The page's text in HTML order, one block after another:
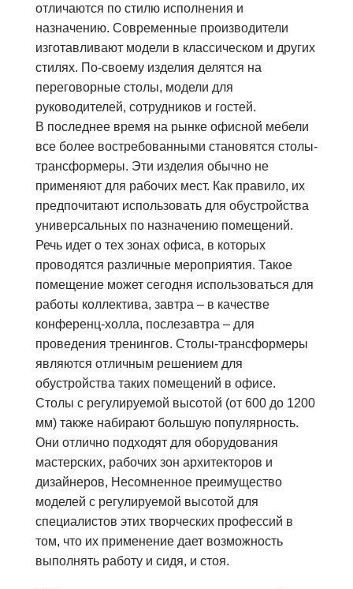
отличаются по стилю исполнения и
назначению. Современные производители
изготавливают модели в классическом и других
стилях. По-своему изделия делятся на
переговорные столы, модели для
руководителей, сотрудников и гостей.
В последнее время на рынке офисной мебели
все более востребованными становятся столы-
трансформеры. Эти изделия обычно не
применяют для рабочих мест. Как правило, их
предпочитают использовать для обустройства
универсальных по назначению помещений.
Речь идет о тех зонах офиса, в которых
проводятся различные мероприятия. Такое
помещение может сегодня использоваться для
работы коллектива, завтра – в качестве
конференц-холла, послезавтра – для
проведения тренингов. Столы-трансформеры
являются отличным решением для
обустройства таких помещений в офисе.
Столы с регулируемой высотой (от 600 до 1200
мм) также набирают большую популярность.
Они отлично подходят для оборудования
мастерских, рабочих зон архитекторов и
дизайнеров, Несомненное преимущество
моделей с регулируемой высотой для
специалистов этих творческих профессий в
том, что их применение дает возможность
выполнять работу и сидя, и стоя.